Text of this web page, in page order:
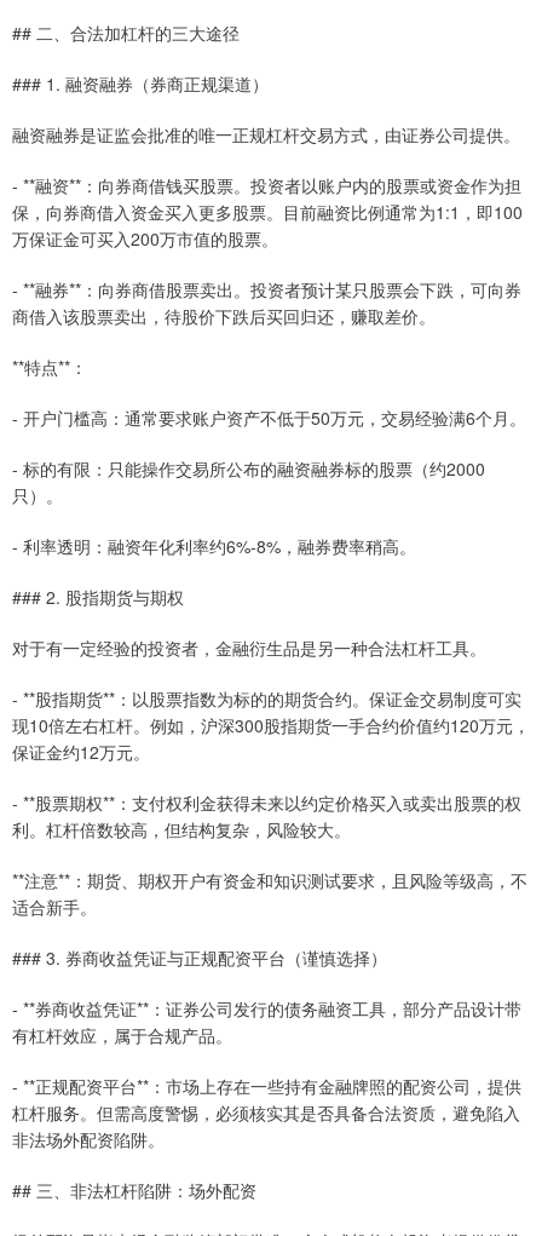
## 二、合法加杠杆的三大途径
### 1. 融资融券（券商正规渠道）
融资融券是证监会批准的唯一正规杠杆交易方式，由证券公司提供。
- **融资**：向券商借钱买股票。投资者以账户内的股票或资金作为担
保，向券商借入资金买入更多股票。目前融资比例通常为1:1，即100
万保证金可买入200万市值的股票。
- **融券**：向券商借股票卖出。投资者预计某只股票会下跌，可向券
商借入该股票卖出，待股价下跌后买回归还，赚取差价。
**特点**：
- 开户门槛高：通常要求账户资产不低于50万元，交易经验满6个月。
- 标的有限：只能操作交易所公布的融资融券标的股票（约2000
只）。
- 利率透明：融资年化利率约6%-8%，融券费率稍高。
### 2. 股指期货与期权
对于有一定经验的投资者，金融衍生品是另一种合法杠杆工具。
- **股指期货**：以股票指数为标的的期货合约。保证金交易制度可实
现10倍左右杠杆。例如，沪深300股指期货一手合约价值约120万元，
保证金约12万元。
- **股票期权**：支付权利金获得未来以约定价格买入或卖出股票的权
利。杠杆倍数较高，但结构复杂，风险较大。
**注意**：期货、期权开户有资金和知识测试要求，且风险等级高，不
适合新手。
### 3. 券商收益凭证与正规配资平台（谨慎选择）
- **券商收益凭证**：证券公司发行的债务融资工具，部分产品设计带
有杠杆效应，属于合规产品。
- **正规配资平台**：市场上存在一些持有金融牌照的配资公司，提供
杠杆服务。但需高度警惕，必须核实其是否具备合法资质，避免陷入
非法场外配资陷阱。
## 三、非法杠杆陷阱：场外配资